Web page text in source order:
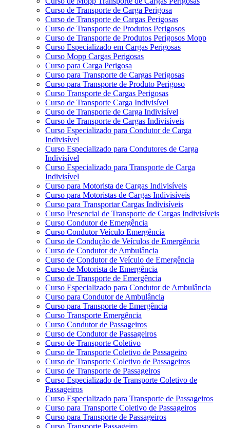
Curso de Transporte de Carga Perigosa
Curso de Transporte de Cargas Perigosas
Curso de Transporte de Produtos Perigosos
Curso de Transporte de Produtos Perigosos Mopp
Curso Especializado em Cargas Perigosas
Curso Mopp Cargas Perigosas
Curso para Carga Perigosa
Curso para Transporte de Cargas Perigosas
Curso para Transporte de Produto Perigoso
Curso Transporte de Cargas Perigosas
Curso de Transporte Carga Indivisível
Curso de Transporte de Carga Indivisível
Curso de Transporte de Cargas Indivisíveis
Curso Especializado para Condutor de Carga
Indivisível
Curso Especializado para Condutores de Carga
Indivisível
Curso Especializado para Transporte de Carga
Indivisível
Curso para Motorista de Cargas Indivisíveis
Curso para Motoristas de Cargas Indivisíveis
Curso para Transportar Cargas Indivisíveis
Curso Presencial de Transporte de Cargas Indivisíveis
Curso Condutor de Emergência
Curso Condutor Veículo Emergência
Curso de Condução de Veículos de Emergência
Curso de Condutor de Ambulância
Curso de Condutor de Veículo de Emergência
Curso de Motorista de Emergência
Curso de Transporte de Emergência
Curso Especializado para Condutor de Ambulância
Curso para Condutor de Ambulância
Curso para Transporte de Emergência
Curso Transporte Emergência
Curso Condutor de Passageiros
Curso de Condutor de Passageiros
Curso de Transporte Coletivo
Curso de Transporte Coletivo de Passageiro
Curso de Transporte Coletivo de Passageiros
Curso de Transporte de Passageiros
Curso Especializado de Transporte Coletivo de
Passageiros
Curso Especializado para Transporte de Passageiros
Curso para Transporte Coletivo de Passageiros
Curso para Transporte de Passageiros